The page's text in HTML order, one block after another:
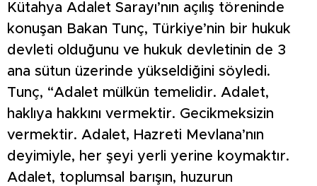
Kütahya Adalet Sarayı’nın açılış töreninde
konuşan Bakan Tunç, Türkiye’nin bir hukuk
devleti olduğunu ve hukuk devletinin de 3
ana sütun üzerinde yükseldiğini söyledi.
Tunç, “Adalet mülkün temelidir. Adalet,
haklıya hakkını vermektir. Gecikmeksizin
vermektir. Adalet, Hazreti Mevlana’nın
deyimiyle, her şeyi yerli yerine koymaktır.
Adalet, toplumsal barışın, huzurun